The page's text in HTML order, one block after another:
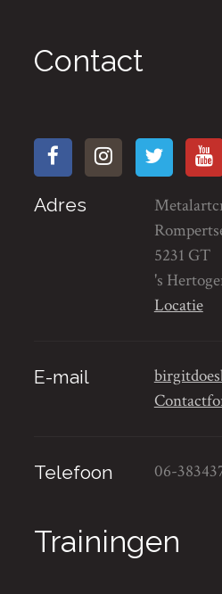
Contact
Adres
5231 GT
's
Locatie
E-mail
Telefoon 06-
Trainingen